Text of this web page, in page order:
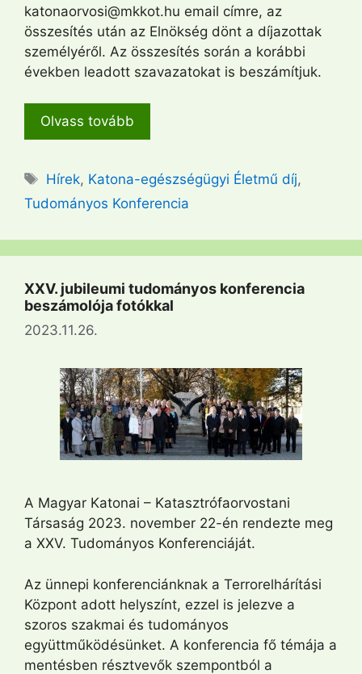
katonaorvosi@mkkot.hu email címre, az
összesítés után az Elnökség dönt a díjazottak
személyéről. Az összesítés során a korábbi
években leadott szavazatokat is beszámítjuk.
Olvass tovább
Címkék
Hírek, Katona-egészségügyi Életmű díj,
Tudományos Konferencia
XXV. jubileumi tudományos konferencia
beszámolója fotókkal
2023.11.26.
A Magyar Katonai – Katasztrófaorvostani
Társaság 2023. november 22-én rendezte meg
a XXV. Tudományos Konferenciáját.
Az ünnepi konferenciánknak a Terrorelhárítási
Központ adott helyszínt, ezzel is jelezve a
szoros szakmai és tudományos
együttműködésünket. A konferencia fő témája a
mentésben résztvevők szempontból a